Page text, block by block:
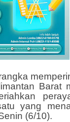
Barat
yang
(6/10).